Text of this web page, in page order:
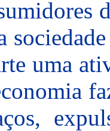
uma